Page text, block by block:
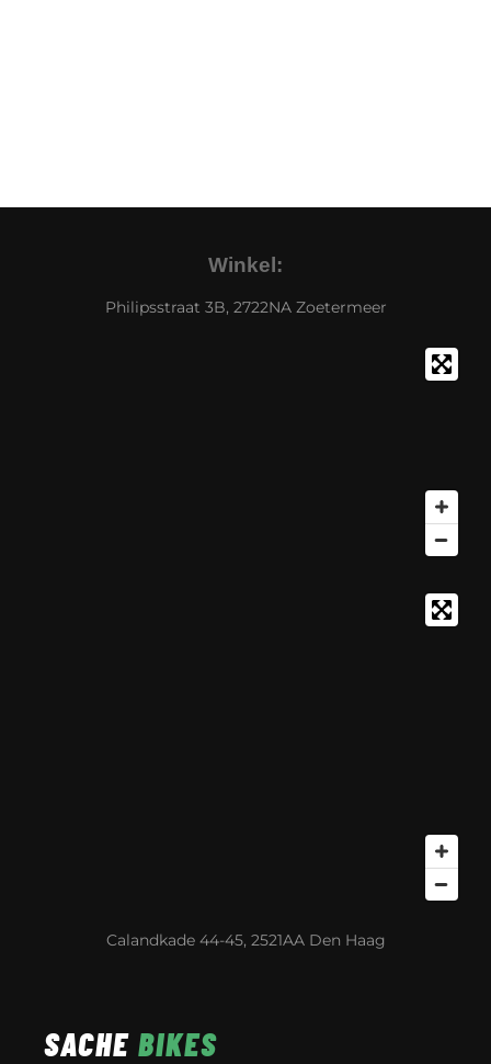
Winkel:
Philipsstraat 3B, 2722NA Zoetermeer
Calandkade 44-45, 2521AA Den Haag
SACHE BIKES